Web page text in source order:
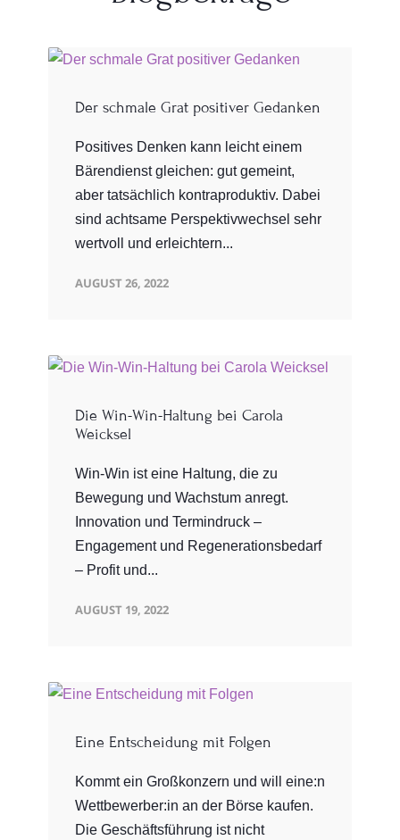
Der schmale Grat positiver Gedanken
Positives Denken kann leicht einem
Bärendienst gleichen: gut gemeint,
aber tatsächlich kontraproduktiv. Dabei
sind achtsame Perspektivwechsel sehr
wertvoll und erleichtern...
AUGUST 26, 2022
Die Win-Win-Haltung bei Carola
Weicksel
Win-Win ist eine Haltung, die zu
Bewegung und Wachstum anregt.
Innovation und Termindruck –
Engagement und Regenerationsbedarf
– Profit und...
AUGUST 19, 2022
Eine Entscheidung mit Folgen
Kommt ein Großkonzern und will eine:n
Wettbewerber:in an der Börse kaufen.
Die Geschäftsführung ist nicht